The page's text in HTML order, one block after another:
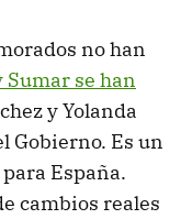
no han
Sumar se han
y Yolanda
Gobierno. Es un
España.
cambios reales